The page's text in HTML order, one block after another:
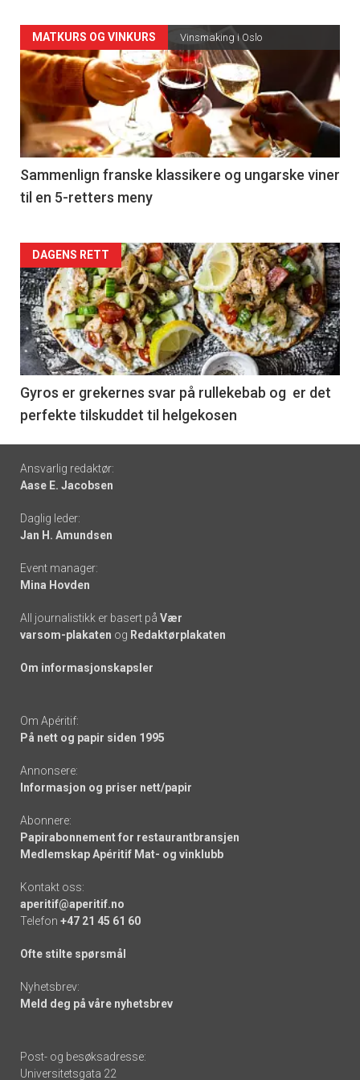
Forsiden
akkurat
nå
-
5
MATKURS OG VINKURS Vinsmaking i Oslo
Sammenlign franske klassikere og ungarske viner
til en 5-retters meny
Forsiden
akkurat
nå
-
6
DAGENS RETT
Gyros er grekernes svar på rullekebab og er det
perfekte tilskuddet til helgekosen
Footer
-
links
Ansvarlig redaktør:
Aase E. Jacobsen
Daglig leder:
Jan H. Amundsen
Event manager:
Mina Hovden
All journalistikk er basert på Vær
varsom-plakaten og Redaktørplakaten
Om informasjonskapsler
Om Apéritif:
På nett og papir siden 1995
Annonsere:
Informasjon og priser nett/papir
Abonnere:
Papirabonnement for restaurantbransjen
Medlemskap Apéritif Mat- og vinklubb
Kontakt oss:
aperitif@aperitif.no
Telefon +47 21 45 61 60
Ofte stilte spørsmål
Nyhetsbrev:
Meld deg på våre nyhetsbrev
Post- og besøksadresse:
Universitetsgata 22